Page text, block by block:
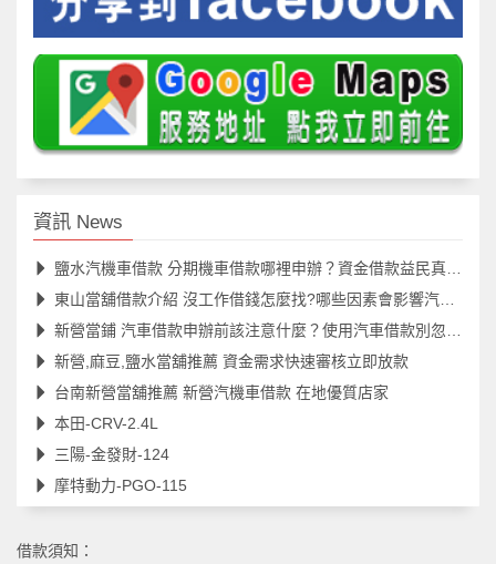
資訊 News
鹽水汽機車借款 分期機車借款哪裡申辦？資金借款益民真便利
東山當舖借款介紹 沒工作借錢怎麼找?哪些因素會影響汽機車借款額度？
新營當鋪 汽車借款申辦前該注意什麼？使用汽車借款別忽略五大重點
新營,麻豆,鹽水當舖推薦 資金需求快速審核立即放款
台南新營當舖推薦 新營汽機車借款 在地優質店家
本田-CRV-2.4L
三陽-金發財-124
摩特動力-PGO-115
借款須知：